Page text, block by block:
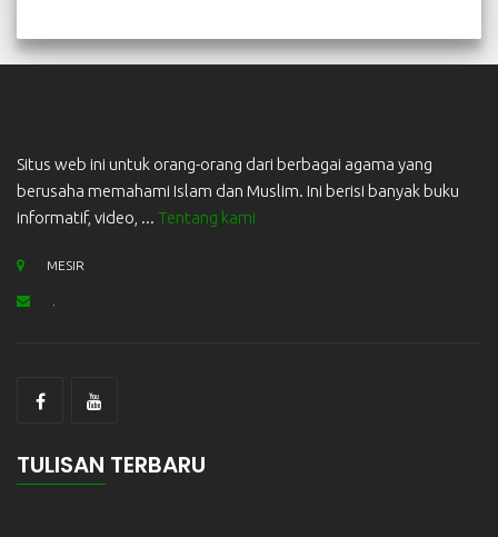
Situs web ini untuk orang-orang dari berbagai agama yang
berusaha memahami Islam dan Muslim. Ini berisi banyak buku
informatif, video, ... Tentang kami
MESIR
TULISAN TERBARU